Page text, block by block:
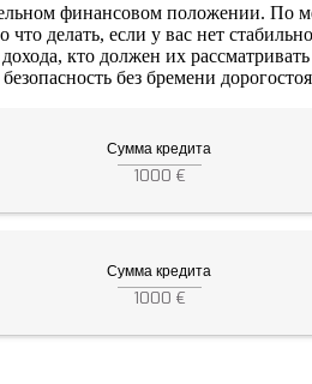
финансовом положении. По
делать, если у вас нет
кто должен их
без бремени
Сумма кредита
1000 €
Сумма кредита
1000 €